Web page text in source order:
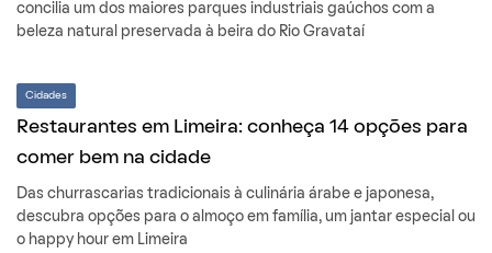
concilia um dos maiores parques industriais gaúchos com a
beleza natural preservada à beira do Rio Gravataí
Cidades
Restaurantes em Limeira: conheça 14 opções para
comer bem na cidade
Das churrascarias tradicionais à culinária árabe e japonesa,
descubra opções para o almoço em família, um jantar especial ou
o happy hour em Limeira